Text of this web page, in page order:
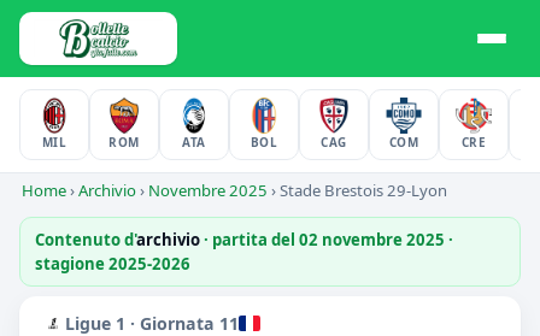
MIL ROM ATA BOL CAG COM CRE
Home›Archivio› Novembre 2025 ›Stade Brestois 29-Lyon
Contenuto d'archivio· partita del 02 novembre 2025 ·
stagione 2025-2026
Ligue 1 · Giornata 11